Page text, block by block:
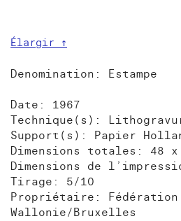
Élargir ↑
Denomination: Estampe
Date: 1967
Technique(s):
Support(s): Papier
Dimensions totales: 48 x
Dimensions de
Tirage: 5/10
Propriétaire: Fédération
Wallonie/Bruxelles